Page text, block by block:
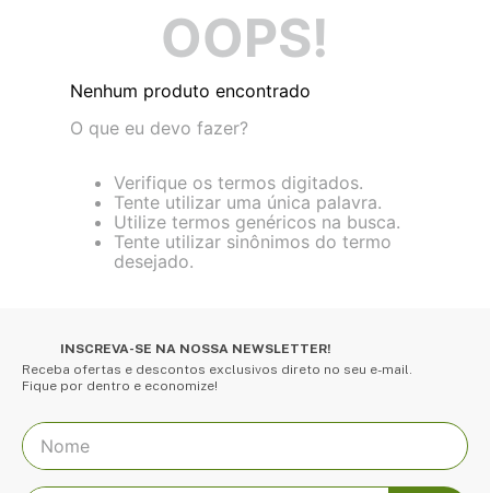
OOPS!
Nenhum produto encontrado
O que eu devo fazer?
Verifique os termos digitados.
Tente utilizar uma única palavra.
Utilize termos genéricos na busca.
Tente utilizar sinônimos do termo
desejado.
INSCREVA-SE NA NOSSA NEWSLETTER!
Receba ofertas e descontos exclusivos direto no seu e-mail.
Fique por dentro e economize!